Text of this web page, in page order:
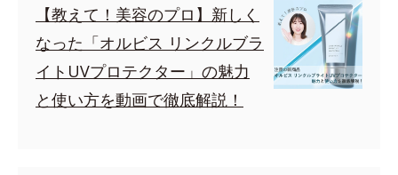
【教えて！美容のプロ】新しく
なった「オルビス リンクルブラ
イトUVプロテクター」の魅力
と使い方を動画で徹底解説！